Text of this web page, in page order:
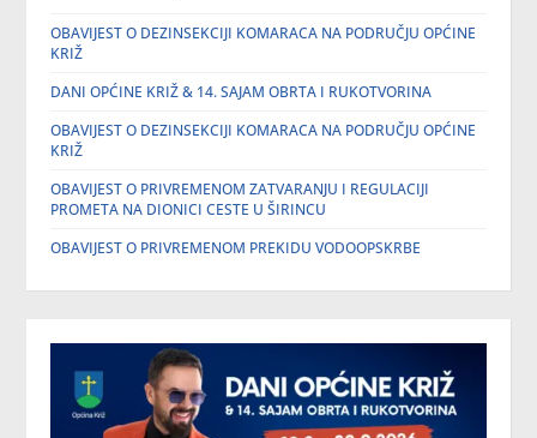
OBAVIJEST O DEZINSEKCIJI KOMARACA NA PODRUČJU OPĆINE
KRIŽ
DANI OPĆINE KRIŽ & 14. SAJAM OBRTA I RUKOTVORINA
OBAVIJEST O DEZINSEKCIJI KOMARACA NA PODRUČJU OPĆINE
KRIŽ
OBAVIJEST O PRIVREMENOM ZATVARANJU I REGULACIJI
PROMETA NA DIONICI CESTE U ŠIRINCU
OBAVIJEST O PRIVREMENOM PREKIDU VODOOPSKRBE